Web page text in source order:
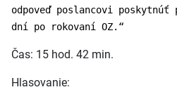
odpoveď poslancovi poskytnúť
dní po rokovaní OZ.“
Čas: 15 hod. 42 min.
Hlasovanie: